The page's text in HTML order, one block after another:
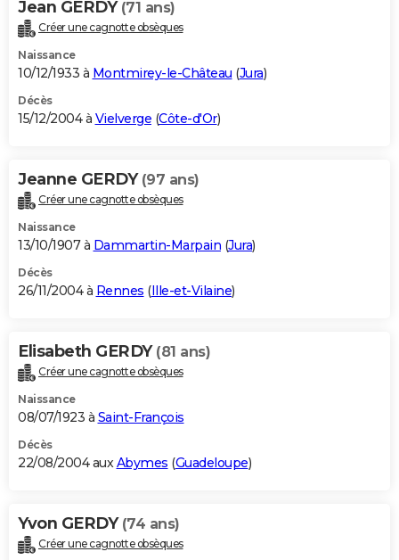
Jean GERDY (71 ans)
Créer une cagnotte obsèques
Naissance
10/12/1933 à Montmirey-le-Château (Jura)
Décès
15/12/2004 à Vielverge (Côte-d'Or)
Jeanne GERDY (97 ans)
Créer une cagnotte obsèques
Naissance
13/10/1907 à Dammartin-Marpain (Jura)
Décès
26/11/2004 à Rennes (Ille-et-Vilaine)
Elisabeth GERDY (81 ans)
Créer une cagnotte obsèques
Naissance
08/07/1923 à Saint-François
Décès
22/08/2004 auxAbymes (Guadeloupe)
Yvon GERDY (74 ans)
Créer une cagnotte obsèques